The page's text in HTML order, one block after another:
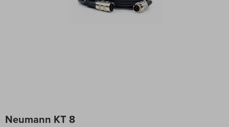
Neumann KT 8
to